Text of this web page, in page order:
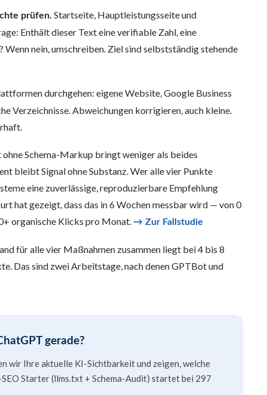
prüfen. Startseite, Hauptleistungsseite und
Enthält dieser Text eine verifiable Zahl, eine
nein, umschreiben. Ziel sind selbstständig stehende
durchgehen: eigene Website, Google Business
Verzeichnisse. Abweichungen korrigieren, auch kleine.
Schema-Markup bringt weniger als beides
bleibt Signal ohne Substanz. Wer alle vier Punkte
eine zuverlässige, reproduzierbare Empfehlung
hat gezeigt, dass das in 6 Wochen messbar wird — von 0
organische Klicks pro Monat. → Zur Fallstudie
für alle vier Maßnahmen zusammen liegt bei 4 bis 8
Das sind zwei Arbeitstage, nach denen GPTBot und
gerade?
wir Ihre aktuelle KI-Sichtbarkeit und zeigen, welche
Starter (llms.txt + Schema-Audit) startet bei 297